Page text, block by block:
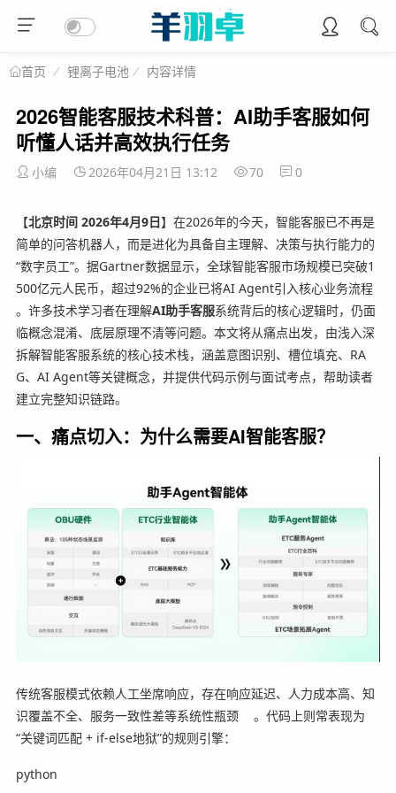
首页 锂离子电池 内容详情
2026智能客服技术科普：AI助手客服如何
听懂人话并高效执行任务
小编 2026年04月21日 13:12 70 0
【北京时间 2026年4月9日】在2026年的今天，智能客服已不再是
简单的问答机器人，而是进化为具备自主理解、决策与执行能力的
“数字员工”。据Gartner数据显示，全球智能客服市场规模已突破1
500亿元人民币，超过92%的企业已将AI Agent引入核心业务流程
。许多技术学习者在理解AI助手客服系统背后的核心逻辑时，仍面
临概念混淆、底层原理不清等问题。本文将从痛点出发，由浅入深
拆解智能客服系统的核心技术栈，涵盖意图识别、槽位填充、RA
G、AI Agent等关键概念，并提供代码示例与面试考点，帮助读者
建立完整知识链路。
一、痛点切入：为什么需要AI智能客服？
传统客服模式依赖人工坐席响应，存在响应延迟、人力成本高、知
识覆盖不全、服务一致性差等系统性瓶颈
。代码上则常表现为
“关键词匹配 + if-else地狱”的规则引擎：
python